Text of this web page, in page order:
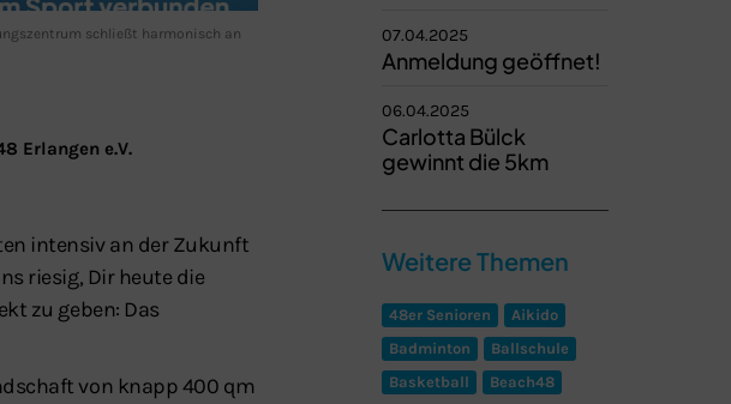
schließt harmonisch an
Erlangen e.V.
intensiv an der Zukunft
riesig, Dir heute die
zu geben: Das
von knapp 400 qm
07.04.2025
Anmeldung geöffnet!
06.04.2025
Carlotta Bülck
gewinnt die 5km
Weitere Themen
48er Senioren
Aikido
Badminton
Ballschule
Basketball
Beach48